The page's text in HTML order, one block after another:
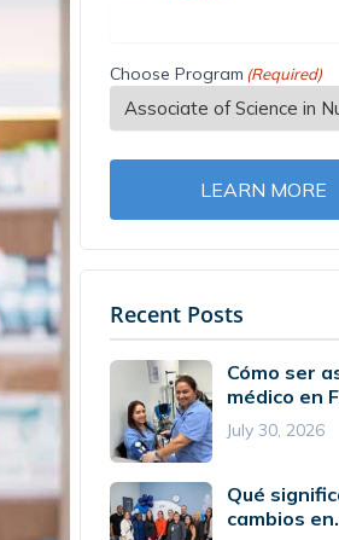
Choose Program (Required)
LEARN MORE
Recent Posts
Cómo ser
médico en
July 30, 2026
Qué
cambios